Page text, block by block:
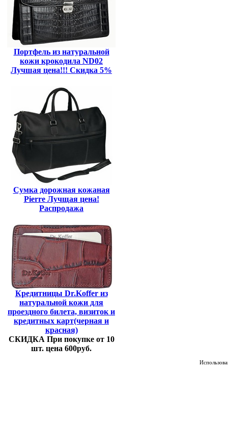
Портфель из натуральной
кожи крокодила ND02
Лучшая цена!!! Скидка 5%
Сумка дорожная кожаная
Pierre Лучщая цена!
Распродажа
Кредитницы Dr.Koffer из
натуральной кожи для
проездного билета, визиток и
кредитных карт(черная и
красная)
СКИДКА При покупке от 10
шт. цена 600руб.